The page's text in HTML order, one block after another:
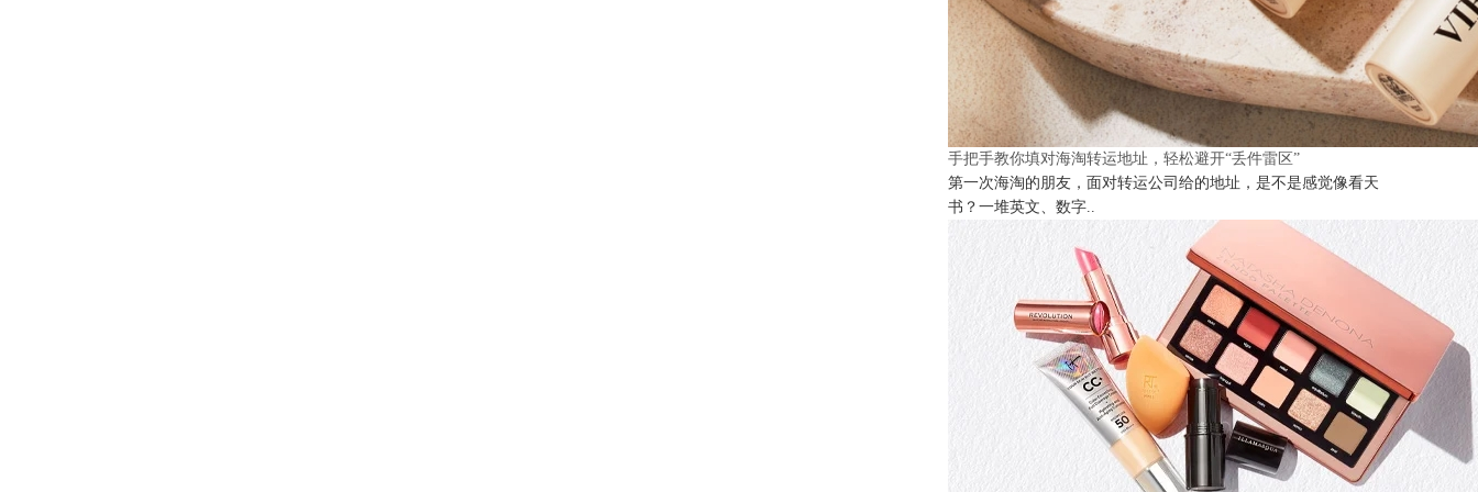
手把手教你填对海淘转运地址，轻松避开“丢件雷区”
第一次海淘的朋友，面对转运公司给的地址，是不是感觉像看天
书？一堆英文、数字..